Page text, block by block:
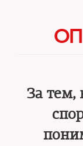
За тем,